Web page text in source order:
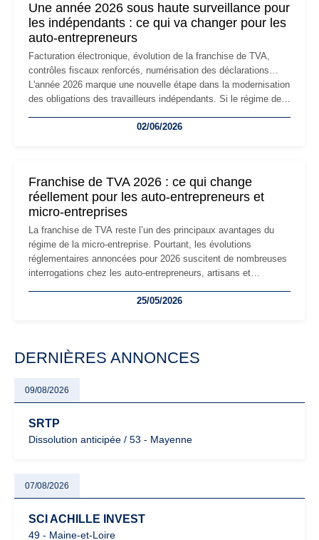
Une année 2026 sous haute surveillance pour
les indépendants : ce qui va changer pour les
auto-entrepreneurs
Facturation électronique, évolution de la franchise de TVA,
contrôles fiscaux renforcés, numérisation des déclarations…
L'année 2026 marque une nouvelle étape dans la modernisation
des obligations des travailleurs indépendants. Si le régime de
les auto-entrepreneurs devront s'adapter à un environnement
02/06/2026
Franchise de TVA 2026 : ce qui change
réellement pour les auto-entrepreneurs et
micro-entreprises
La franchise de TVA reste l’un des principaux avantages du
régime de la micro-entreprise. Pourtant, les évolutions
réglementaires annoncées pour 2026 suscitent de nombreuses
interrogations chez les auto-entrepreneurs, artisans et
facturation ou risque de bascule vers la TVA : les règles
25/05/2026
DERNIÈRES ANNONCES
09/08/2026
SRTP
Dissolution anticipée / 53 - Mayenne
07/08/2026
SCI ACHILLE INVEST
49 - Maine-et-Loire